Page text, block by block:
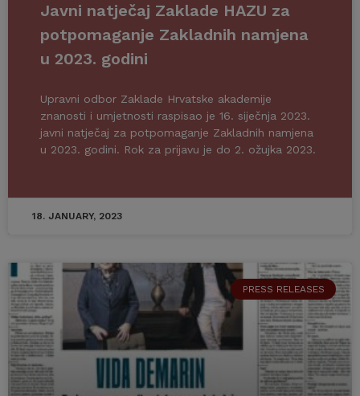
Javni natječaj Zaklade HAZU za
potpomaganje Zakladnih namjena
u 2023. godini
Upravni odbor Zaklade Hrvatske akademije
znanosti i umjetnosti raspisao je 16. siječnja 2023.
javni natječaj za potpomaganje Zakladnih namjena
u 2023. godini. Rok za prijavu je do 2. ožujka 2023.
18. JANUARY, 2023
PRESS RELEASES